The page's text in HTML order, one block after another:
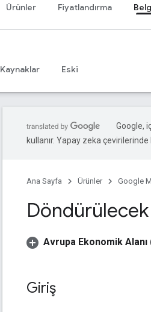
Ürünler Fiyatlandırma
Kaynaklar Eski
Google,
kullanır. Yapay zeka çevirilerinde
Ana Sayfa Ürünler Google
Döndürülecek
Avrupa Ekonomik
Giriş